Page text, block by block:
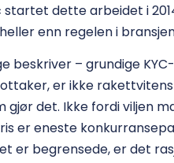
startet dette arbeidet i
enn regelen i
beskriver – grundige
er ikke
gjør det. Ikke fordi viljen
er eneste
er begrensede, er det